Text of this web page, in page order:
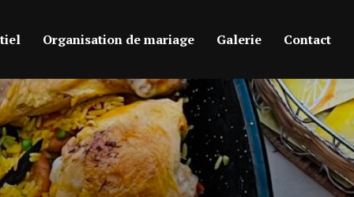
Organisation de mariage Galerie Contact